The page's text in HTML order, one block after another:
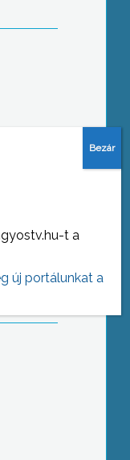
és
t a
új portálunkat a